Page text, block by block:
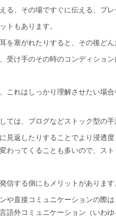
る、その場ですぐに伝える、プ
トもあります。
を塞がれたりすると、その後ど
受け手のその時のコンディショ
これはしっかり理解させたい場
ては、ブログなどストック型の手
見返したりすることでより浸透
わってくることも多いので、ス
信する側にもメリットがあります
や直接コミュニケーションの際
語外コミュニケーション（いわ